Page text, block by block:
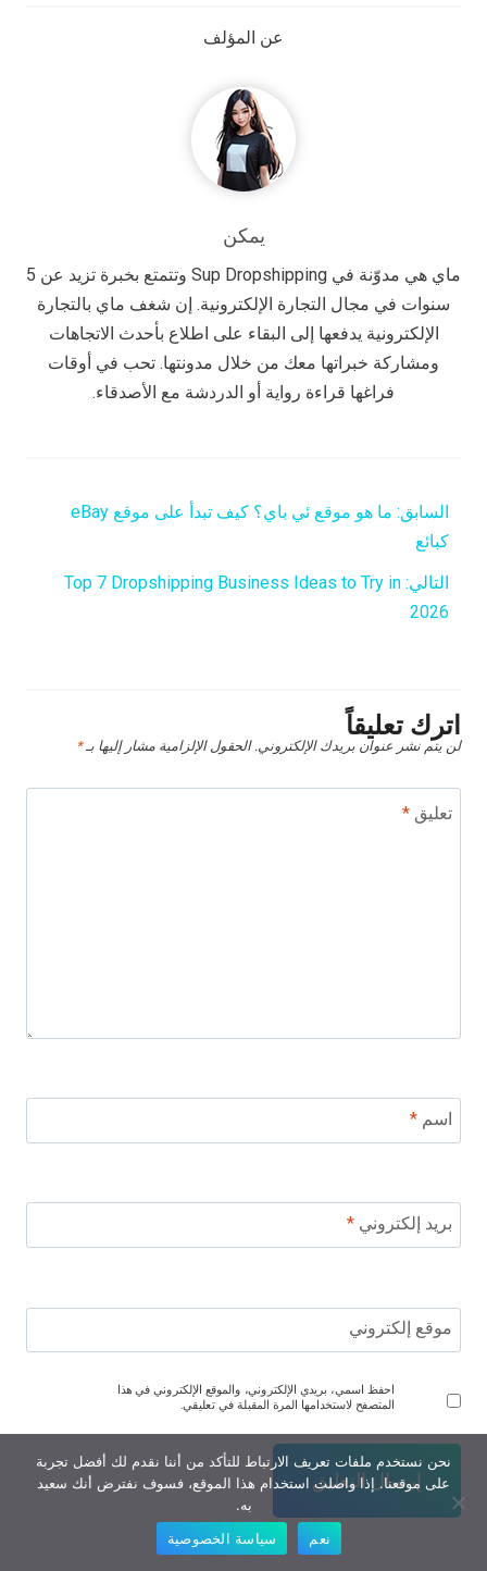
عن المؤلف
يمكن
ماي هي مدوّنة في Sup Dropshipping وتتمتع بخبرة تزيد عن 5
سنوات في مجال التجارة الإلكترونية. إن شغف ماي بالتجارة
الإلكترونية يدفعها إلى البقاء على اطلاع بأحدث الاتجاهات
ومشاركة خبراتها معك من خلال مدونتها. تحب في أوقات
فراغها قراءة رواية أو الدردشة مع الأصدقاء.
السابق:
ما هو موقع ئي باي؟ كيف تبدأ على موقع eBay
كبائع
التالي: Top 7 Dropshipping Business Ideas to Try in
2026
اترك تعليقاً
لن يتم نشر عنوان بريدك الإلكتروني. الحقول الإلزامية مشار إليها بـ*
تعليق *
اسم *
بريد إلكتروني *
موقع إلكتروني
احفظ اسمي، بريدي الإلكتروني، والموقع الإلكتروني في هذا
المتصفح لاستخدامها المرة المقبلة في تعليقي.
نحن نستخدم ملفات تعريف الارتباط للتأكد من أننا نقدم لك أفضل تجربة
على موقعنا. إذا واصلت استخدام هذا الموقع، فسوف نفترض أنك سعيد
به.
نعم
سياسة الخصوصية